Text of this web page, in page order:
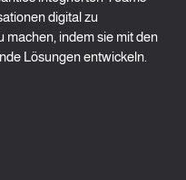
digital zu
machen, indem sie mit den
Lösungen entwickeln.